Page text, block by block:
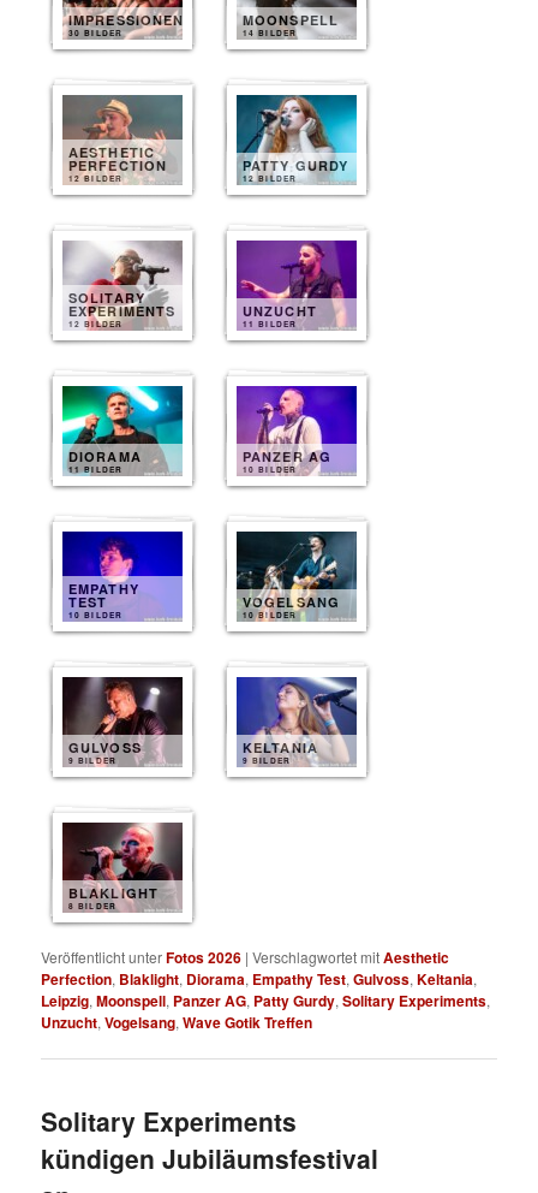
IMPRESSIONEN
30 BILDER
MOONSPELL
14 BILDER
AESTHETIC
PERFECTION
12 BILDER
PATTY GURDY
12 BILDER
SOLITARY
EXPERIMENTS
12 BILDER
UNZUCHT
11 BILDER
DIORAMA
11 BILDER
PANZER AG
10 BILDER
EMPATHY
TEST
10 BILDER
VOGELSANG
10 BILDER
GULVOSS
9 BILDER
KELTANIA
9 BILDER
BLAKLIGHT
8 BILDER
Veröffentlicht unterFotos 2026 |Verschlagwortet mitAesthetic
Perfection, Blaklight, Diorama, Empathy Test,Gulvoss,Keltania,
Leipzig,Moonspell, Panzer AG, Patty Gurdy,Solitary Experiments,
Unzucht,Vogelsang,Wave Gotik Treffen
Solitary Experiments
kündigen Jubiläumsfestival